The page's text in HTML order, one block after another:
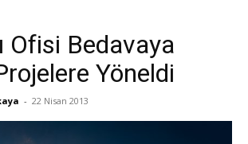
Ofisi Bedavaya
Yöneldi
- 22 Nisan 2013